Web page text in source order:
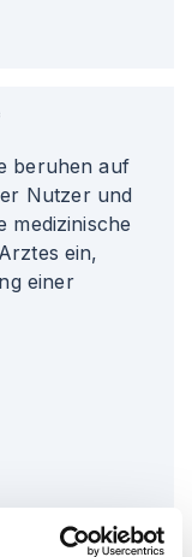
beruhen auf
Nutzer und
medizinische
ein,
einer